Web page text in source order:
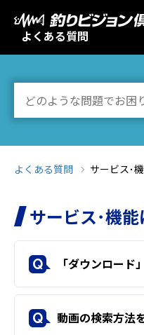
よくある質問
よくある質問 サービス･
サービス･機
Q
Q 動画の検索方法